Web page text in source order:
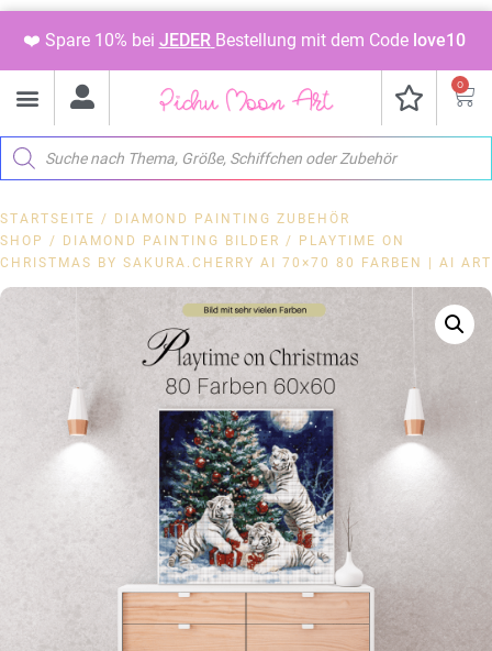
❤️ Spare 10% bei JEDER Bestellung mit dem Code love10
0
STARTSEITE /
DIAMOND PAINTING ZUBEHÖR
SHOP / DIAMOND PAINTING BILDER / PLAYTIME ON
CHRISTMAS BY SAKURA.CHERRY AI 70×70 80 FARBEN | AI ART